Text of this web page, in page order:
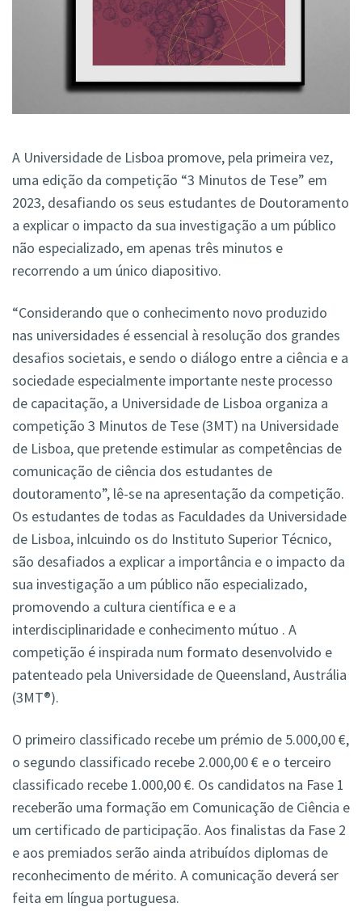
A Universidade de Lisboa promove, pela primeira vez,
uma edição da competição “3 Minutos de Tese” em
2023, desafiando os seus estudantes de Doutoramento
a explicar o impacto da sua investigação a um público
não especializado, em apenas três minutos e
recorrendo a um único diapositivo.
“Considerando que o conhecimento novo produzido
nas universidades é essencial à resolução dos grandes
desafios societais, e sendo o diálogo entre a ciência e a
sociedade especialmente importante neste processo
de capacitação, a Universidade de Lisboa organiza a
competição 3 Minutos de Tese (3MT) na Universidade
de Lisboa, que pretende estimular as competências de
comunicação de ciência dos estudantes de
doutoramento”, lê-se na apresentação da competição.
Os estudantes de todas as Faculdades da Universidade
de Lisboa, inlcuindo os do Instituto Superior Técnico,
são desafiados a explicar a importância e o impacto da
sua investigação a um público não especializado,
promovendo a cultura científica e e a
interdisciplinaridade e conhecimento mútuo . A
competição é inspirada num formato desenvolvido e
patenteado pela Universidade de Queensland, Austrália
(3MT®).
O primeiro classificado recebe um prémio de 5.000,00 €,
o segundo classificado recebe 2.000,00 € e o terceiro
classificado recebe 1.000,00 €. Os candidatos na Fase 1
receberão uma formação em Comunicação de Ciência e
um certificado de participação. Aos finalistas da Fase 2
e aos premiados serão ainda atribuídos diplomas de
reconhecimento de mérito. A comunicação deverá ser
feita em língua portuguesa.